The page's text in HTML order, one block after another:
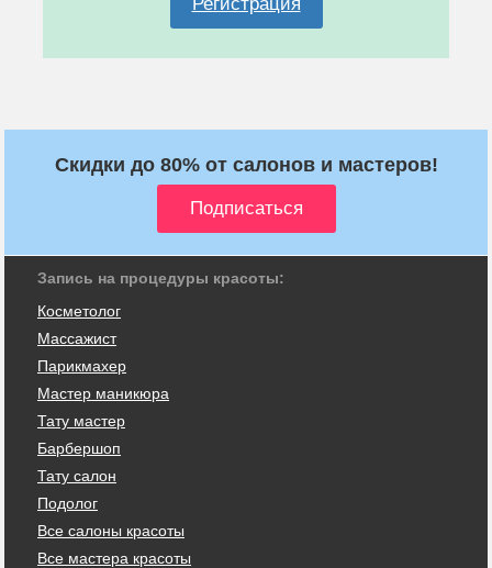
Скидки до 80% от салонов и мастеров!
Запись на процедуры красоты:
Косметолог
Массажист
Парикмахер
Мастер маникюра
Тату мастер
Барбершоп
Тату салон
Подолог
Все салоны красоты
Все мастера красоты